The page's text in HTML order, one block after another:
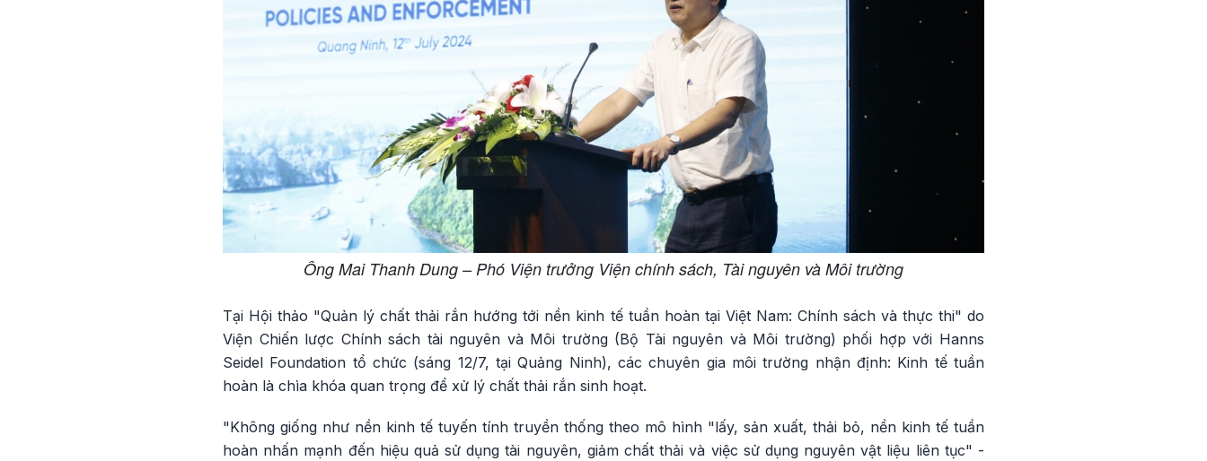
Ông Mai Thanh Dung – Phó Viện trưởng Viện chính sách, Tài nguyên và Môi trường
Tại Hội thảo "Quản lý chất thải rắn hướng tới nền kinh tế tuần hoàn tại Việt Nam: Chính sách và thực thi" do
Viện Chiến lược Chính sách tài nguyên và Môi trường (Bộ Tài nguyên và Môi trường) phối hợp với Hanns
Seidel Foundation tổ chức (sáng 12/7, tại Quảng Ninh), các chuyên gia môi trường nhận định: Kinh tế tuần
hoàn là chìa khóa quan trọng để xử lý chất thải rắn sinh hoạt.
"Không giống như nền kinh tế tuyến tính truyền thống theo mô hình "lấy, sản xuất, thải bỏ, nền kinh tế tuần
hoàn nhấn mạnh đến hiệu quả sử dụng tài nguyên, giảm chất thải và việc sử dụng nguyên vật liệu liên tục" -